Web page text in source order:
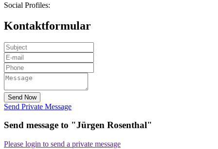
Social Profiles:
Kontaktformular
Send Now
Send Private Message
Send message to "Jürgen Rosenthal"
Please login to send a private message